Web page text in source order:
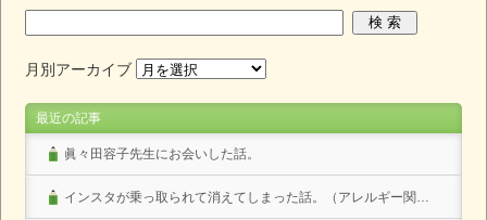
月別アーカイブ
最近の記事
眞々田容子先生にお会いした話。
インスタが乗っ取られて消えてしまった話。（アレルギー関係なし）